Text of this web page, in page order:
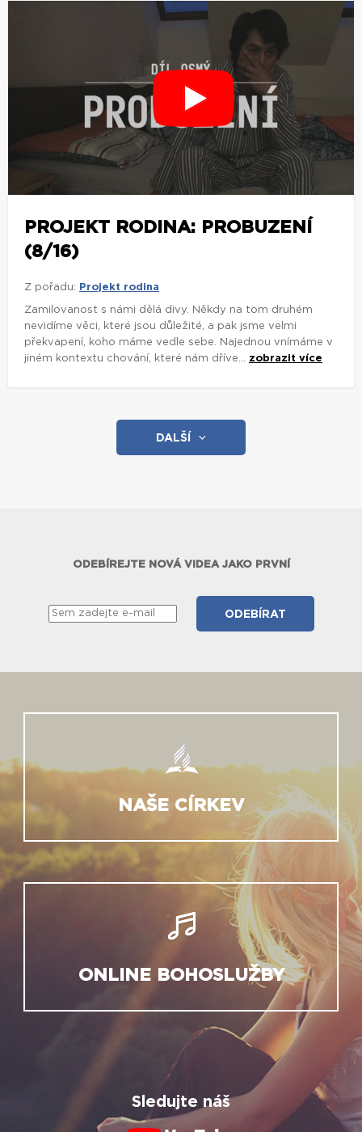
PROJEKT RODINA: PROBUZENÍ
(8/16)
Z pořadu: Projekt rodina
Zamilovanost s námi dělá divy. Někdy na tom druhém
nevidíme věci, které jsou důležité, a pak jsme velmi
překvapení, koho máme vedle sebe. Najednou vnímáme v
jiném kontextu chování, které nám dříve... zobrazit více
DALŠÍ
ODEBÍREJTE NOVÁ VIDEA JAKO PRVNÍ
NAŠE CÍRKEV
ONLINE BOHOSLUŽBY
Sledujte náš